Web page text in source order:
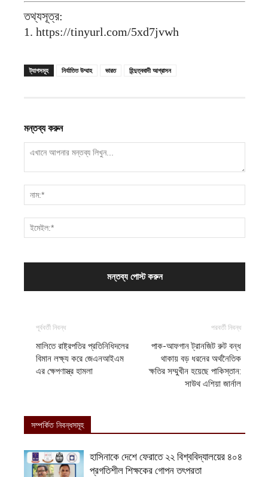
তথ্যসূত্র:
1. https://tinyurl.com/5xd7jvwh
ট্যাগসমূহ নির্যাতিত উম্মাহ ভারত হিন্দুত্ববাদী আগ্রাসন
মন্তব্য করুন
পূর্ববর্তী নিবন্ধ
মালিতে রাষ্ট্রপতির প্রতিনিধিদলের
বিমান লক্ষ্য করে জেএনআইএম
এর ক্ষেপণাস্ত্র হামলা
পরবর্তী নিবন্ধ
পাক-আফগান ট্রানজিট রুট বন্ধ
থাকায় বড় ধরনের অর্থনৈতিক
ক্ষতির সম্মুখীন হয়েছে পাকিস্তান:
সাউথ এশিয়া জার্নাল
সম্পর্কিত নিবন্ধসমূহ
হাসিনাকে দেশে ফেরাতে ২২ বিশ্ববিদ্যালয়ের ৪০৪
প্রগতিশীল শিক্ষকের গোপন তৎপরতা